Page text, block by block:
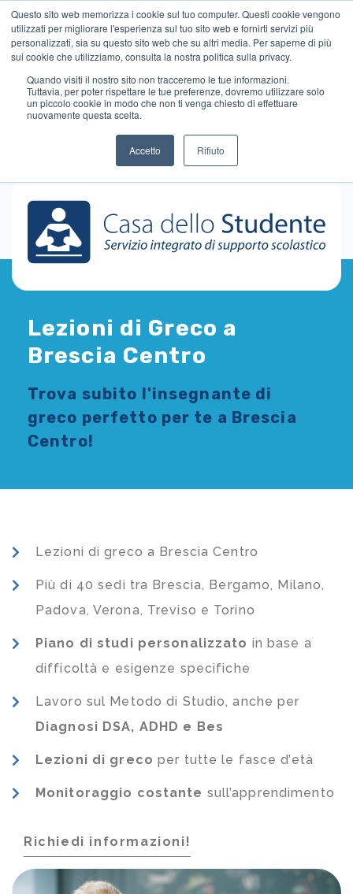
Questo sito web memorizza i cookie sul tuo computer. Questi cookie vengono
utilizzati per migliorare l'esperienza sul tuo sito web e fornirti servizi più
personalizzati, sia su questo sito web che su altri media. Per saperne di più
sui cookie che utilizziamo, consulta la nostra politica sulla privacy.
Quando visiti il ​​nostro sito non tracceremo le tue informazioni.
Tuttavia, per poter rispettare le tue preferenze, dovremo utilizzare solo
un piccolo cookie in modo che non ti venga chiesto di effettuare
nuovamente questa scelta.
Accetto Rifiuto
Lezioni di Greco a
Brescia Centro
Trova subito l'insegnante di
greco perfetto per te a Brescia
Centro!
Lezioni di greco a Brescia Centro
Più di 40 sedi tra Brescia, Bergamo, Milano,
Padova, Verona, Treviso e Torino
Piano di studi personalizzato in base a
difficoltà e esigenze specifiche
Lavoro sul Metodo di Studio, anche per
Diagnosi DSA, ADHD e Bes
Lezioni di greco per tutte le fasce d’età
Monitoraggio costante sull’apprendimento
Richiedi informazioni!